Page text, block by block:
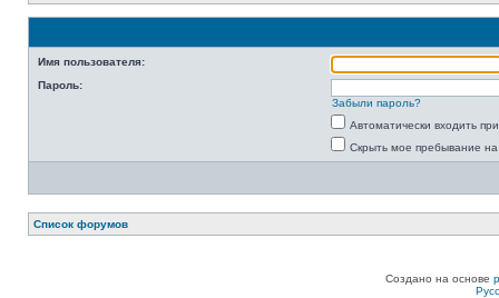
Имя пользователя:
Пароль:
Забыли пароль?
Автоматически входить
Скрыть мое пребывание
Список форумов
Создано на основе